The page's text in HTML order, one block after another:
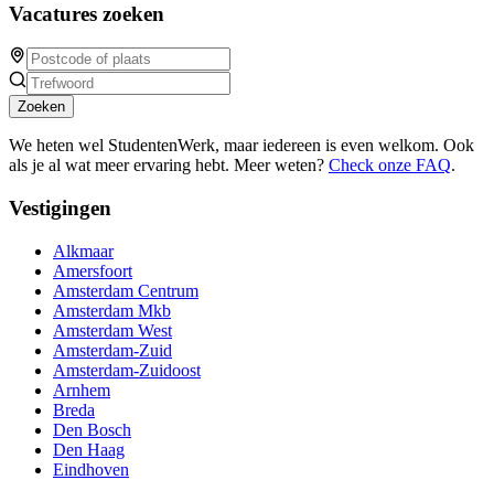
Vacatures zoeken
Zoeken
We heten wel StudentenWerk, maar iedereen is even welkom. Ook
als je al wat meer ervaring hebt. Meer weten? Check onze FAQ.
Vestigingen
Alkmaar
Amersfoort
Amsterdam Centrum
Amsterdam Mkb
Amsterdam West
Amsterdam-Zuid
Amsterdam-Zuidoost
Arnhem
Breda
Den Bosch
Den Haag
Eindhoven